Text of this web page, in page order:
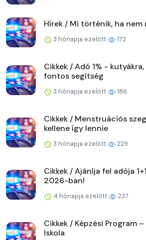
Hírek / Mi történik, ha nem
3 hónapja ezelőtt 172
Cikkek / Adó 1% -
fontos segítség
3 hónapja ezelőtt 186
Cikkek / Menstruációs
kellene így lennie
3 hónapja ezelőtt 229
Cikkek / Ajánlja fel adója
2026-ban!
4 hónapja ezelőtt 237
Cikkek / Képzési Program
Iskola